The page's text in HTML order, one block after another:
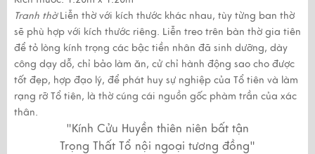
Tranh thờLiễn thờ với kích thước khác nhau, tùy từng ban thờ
sẽ phù hợp với kích thước riêng. Liễn treo trên bàn thờ gia tiên
để tỏ lòng kính trọng các bậc tiền nhân đã sinh dưỡng, dày
công dạy dỗ, chỉ bảo làm ăn, cử chỉ hành động sao cho được
tốt đẹp, hợp đạo lý, để phát huy sự nghiệp của Tổ tiên và làm
rạng rỡ Tổ tiên, là thờ cúng cái nguồn gốc phàm trần của xác
thân.
"Kính Cửu Huyền thiên niên bất tận
Trọng Thất Tổ nội ngoại tương đồng"